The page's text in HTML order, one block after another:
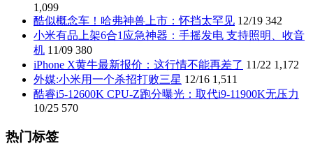
1,099
酷似概念车！哈弗神兽上市：怀挡太罕见 12/19 342
小米有品上架6合1应急神器：手摇发电 支持照明、收音
机 11/09 380
iPhone X黄牛最新报价：这行情不能再差了 11/22 1,172
外媒:小米用一个杀招打败三星 12/16 1,511
酷睿i5-12600K CPU-Z跑分曝光：取代i9-11900K无压力
10/25 570
热门标签